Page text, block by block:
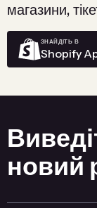
магазини,
ЗНАЙДІТЬ В
Shopify
новий